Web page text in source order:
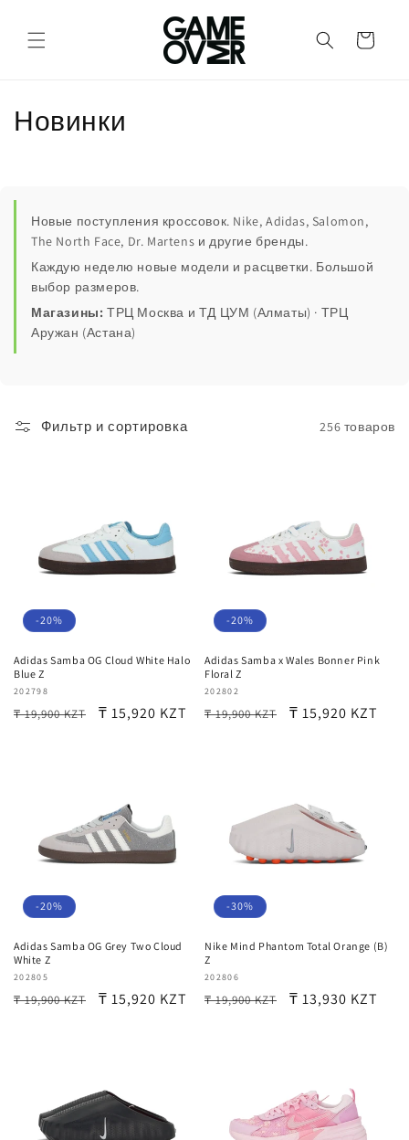
контенту
Корзина
К
л
:
Новинки
Новые поступления кроссовок. Nike, Adidas, Salomon,
The North Face, Dr. Martens и другие бренды.
Каждую неделю новые модели и расцветки. Большой
выбор размеров.
Магазины: ТРЦ Москва и ТД ЦУМ (Алматы) · ТРЦ
Аружан (Астана)
Фильтр и сортировка 256 товаров
-20%
Adidas Samba OG Cloud White Halo
Blue Z
Продавец:
202798
Обычная
₸ 19,900 KZT
Цена
₸ 15,920 KZT
-20%
Adidas Samba x Wales Bonner Pink
Floral Z
Продавец:
202802
Обычная
₸ 19,900 KZT
Цена
₸ 15,920 KZT
-20%
Adidas Samba OG Grey Two Cloud
White Z
Продавец:
202805
Обычная
₸ 19,900 KZT
Цена
₸ 15,920 KZT
-30%
Nike Mind Phantom Total Orange (B)
Z
Продавец:
202806
Обычная
₸ 19,900 KZT
Цена
₸ 13,930 KZT